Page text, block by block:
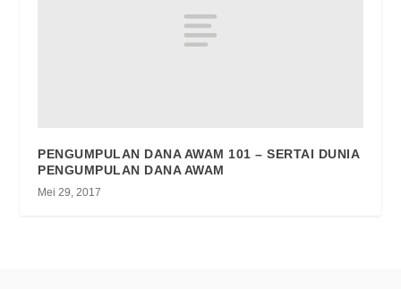
PENGUMPULAN DANA AWAM 101 – SERTAI DUNIA
PENGUMPULAN DANA AWAM
Mei 29, 2017